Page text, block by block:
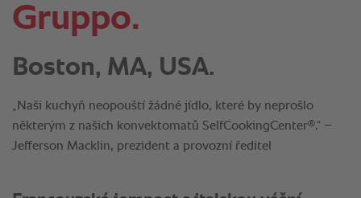
Gruppo.
Boston, MA, USA.
„Naši kuchyň neopouští žádné jídlo, které by neprošlo
některým z našich konvektomatů SelfCookingCenter®.“ –
Jefferson Macklin, prezident a provozní ředitel